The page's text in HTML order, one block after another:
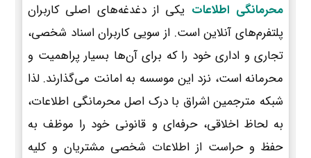
محرمانگی اطلاعات یکی از دغدغه‌های اصلی کاربران
پلتفرم‌های آنلاین است. از سویی کاربران اسناد شخصی،
تجاری و اداری خود را که برای آن‌ها بسیار پراهمیت و
محرمانه است، نزد این موسسه به امانت می‌گذارند. لذا
شبکه مترجمین اشراق با درک اصل محرمانگی اطلاعات،
به لحاظ اخلاقی، حرفه‌ای و قانونی خود را موظف به
حفظ و حراست از اطلاعات شخصی مشتریان و کلیه